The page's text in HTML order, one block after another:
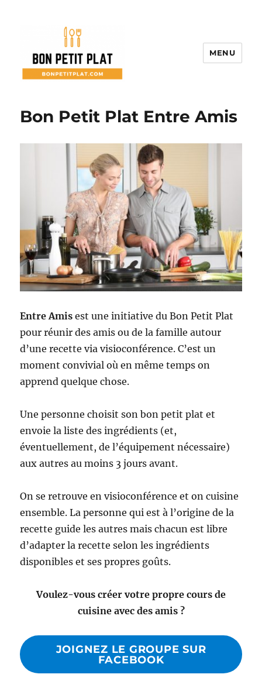
MENU
Bon Petit Plat Entre Amis
Entre Amis est une initiative du Bon Petit Plat
pour réunir des amis ou de la famille autour
d’une recette via visioconférence. C’est un
moment convivial où en même temps on
apprend quelque chose.
Une personne choisit son bon petit plat et
envoie la liste des ingrédients (et,
éventuellement, de l’équipement nécessaire)
aux autres au moins 3 jours avant.
On se retrouve en visioconférence et on cuisine
ensemble. La personne qui est à l’origine de la
recette guide les autres mais chacun est libre
d’adapter la recette selon les ingrédients
disponibles et ses propres goûts.
Voulez-vous créer votre propre cours de
cuisine avec des amis ?
JOIGNEZ LE GROUPE SUR
FACEBOOK